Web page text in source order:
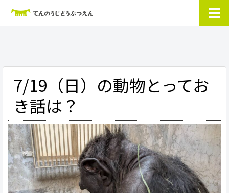
7/19（日）の動物とってお
き話は？